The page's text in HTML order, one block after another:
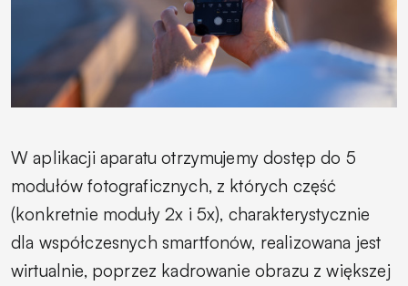
W aplikacji aparatu otrzymujemy dostęp do 5
modułów fotograficznych, z których część
(konkretnie moduły 2x i 5x), charakterystycznie
dla współczesnych smartfonów, realizowana jest
wirtualnie, poprzez kadrowanie obrazu z większej